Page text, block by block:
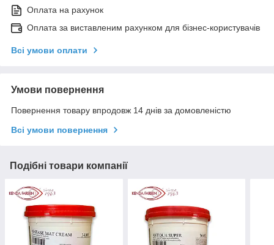
Оплата на рахунок
Оплата за виставленим рахунком для бізнес-користувачів
Всі умови оплати
Умови повернення
Повернення товару впродовж 14 днів за домовленістю
Всі умови повернення
Подібні товари компанії